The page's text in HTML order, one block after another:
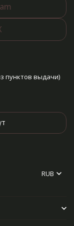
пунктов выдачи)
RUB